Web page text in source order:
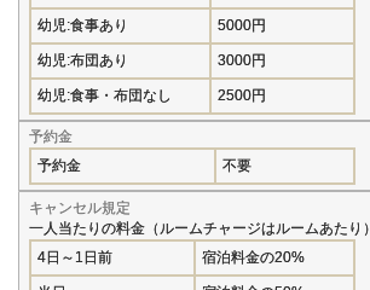
幼児:食事あり 5000円
幼児:布団あり 3000円
幼児:食事・布団なし 2500円
予約金
予約金
不要
キャンセル規定
一人当たりの料金（ルームチャージはルームあたり）
4日～1日前
宿泊料金の20%